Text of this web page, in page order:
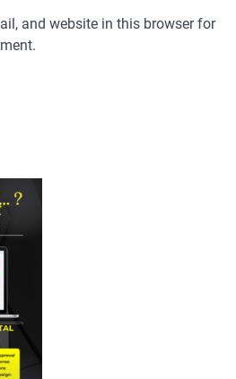
and website in this browser for